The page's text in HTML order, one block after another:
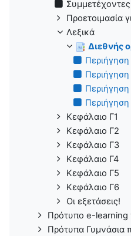
Συμμετέχοντες
Προετοιμασία
Λεξικά
Διεθνής
Κεφάλαιο Γ1
Κεφάλαιο Γ2
Κεφάλαιο Γ3
Κεφάλαιο Γ4
Κεφάλαιο Γ5
Κεφάλαιο Γ6
Οι εξετάσεις!
Πρότυπο e-learning
Πρότυπα Γυμνάσια